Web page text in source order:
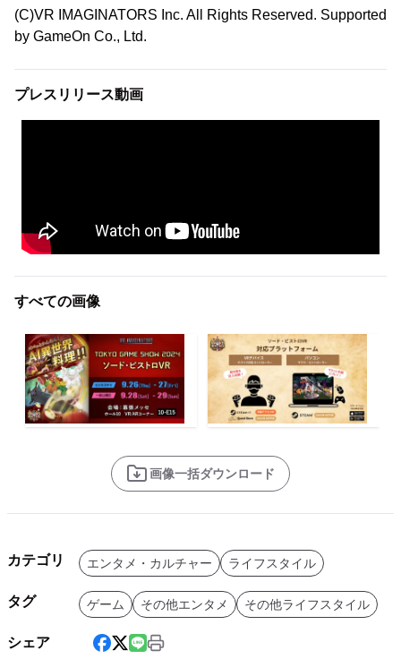
(C)VR IMAGINATORS Inc. All Rights Reserved. Supported
by GameOn Co., Ltd.
プレスリリース動画
すべての画像
画像一括ダウンロード
カテゴリ エンタメ・カルチャー ライフスタイル
タグ ゲーム その他エンタメ その他ライフスタイル
シェア